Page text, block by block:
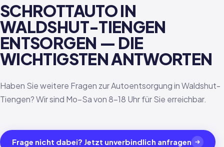
SCHROTTAUTO IN
WALDSHUT-TIENGEN
ENTSORGEN — DIE
WICHTIGSTEN ANTWORTEN
Haben Sie weitere Fragen zur Autoentsorgung in Waldshut-
Tiengen? Wir sind Mo–Sa von 8–18 Uhr für Sie erreichbar.
Frage nicht dabei? Jetzt unverbindlich anfragen